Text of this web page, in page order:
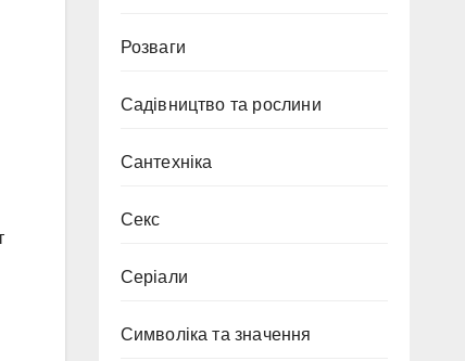
Розваги
Садівництво та рослини
Сантехніка
Секс
Серіали
Символіка та значення